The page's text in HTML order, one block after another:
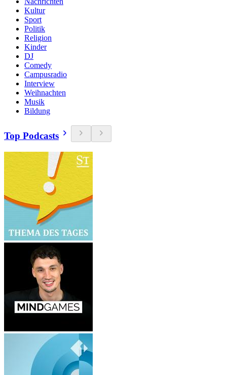
Kultur
Sport
Politik
Religion
Kinder
DJ
Comedy
Campusradio
Interview
Weihnachten
Musik
Bildung
Top Podcasts